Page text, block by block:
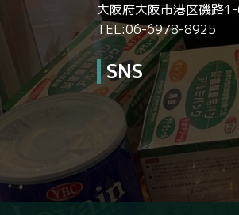
大阪府大阪市港区磯路
TEL:06-6978-8925
SNS